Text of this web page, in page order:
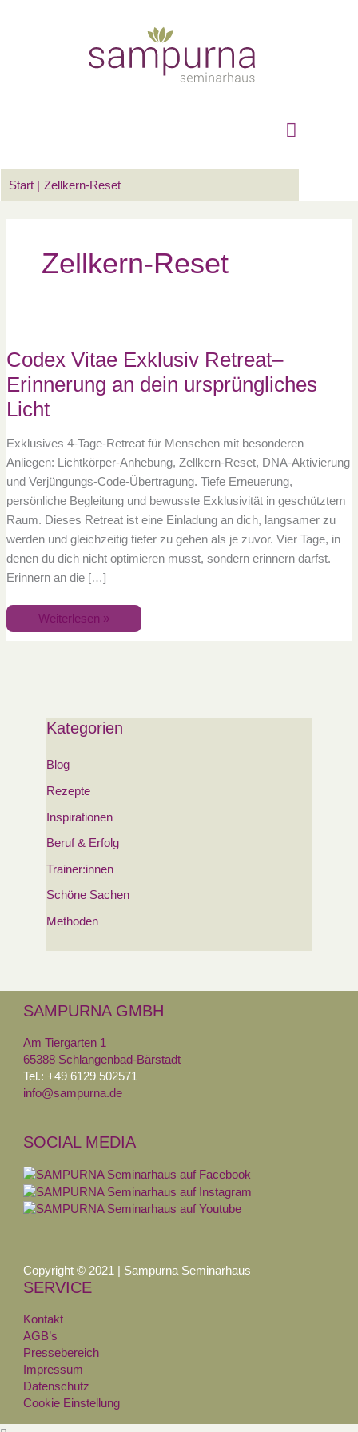
Start Zellkern-Reset
Zellkern-Reset
Codex Vitae Exklusiv Retreat–
Erinnerung an dein ursprüngliches
Licht
Exklusives 4-Tage-Retreat für Menschen mit besonderen
Anliegen: Lichtkörper-Anhebung, Zellkern-Reset, DNA-Aktivierung
und Verjüngungs-Code-Übertragung. Tiefe Erneuerung,
persönliche Begleitung und bewusste Exklusivität in geschütztem
Raum. Dieses Retreat ist eine Einladung an dich, langsamer zu
werden und gleichzeitig tiefer zu gehen als je zuvor. Vier Tage, in
denen du dich nicht optimieren musst, sondern erinnern darfst.
Erinnern an die […]
Retreat–
Erinnerung
dein
ursprüngliches
Licht
Weiterlesen »
Kategorien
Blog
Rezepte
Inspirationen
Beruf & Erfolg
Trainer:innen
Schöne Sachen
Methoden
SAMPURNA GMBH
Am Tiergarten 1
65388 Schlangenbad-Bärstadt
Tel.: +49 6129 502571
info@sampurna.de
SOCIAL MEDIA
Copyright © 2021 | Sampurna Seminarhaus
SERVICE
Kontakt
AGB’s
Pressebereich
Impressum
Datenschutz
Cookie Einstellung